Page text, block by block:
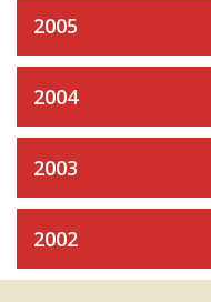
2005
2004
2003
2002